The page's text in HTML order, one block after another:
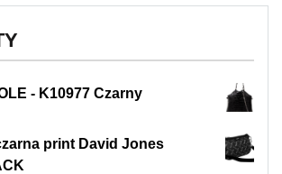
- K10977 Czarny
print David Jones